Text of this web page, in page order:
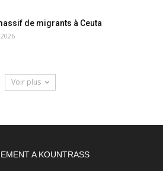
de migrants à Ceuta
Voir plus
A KOUNTRASS